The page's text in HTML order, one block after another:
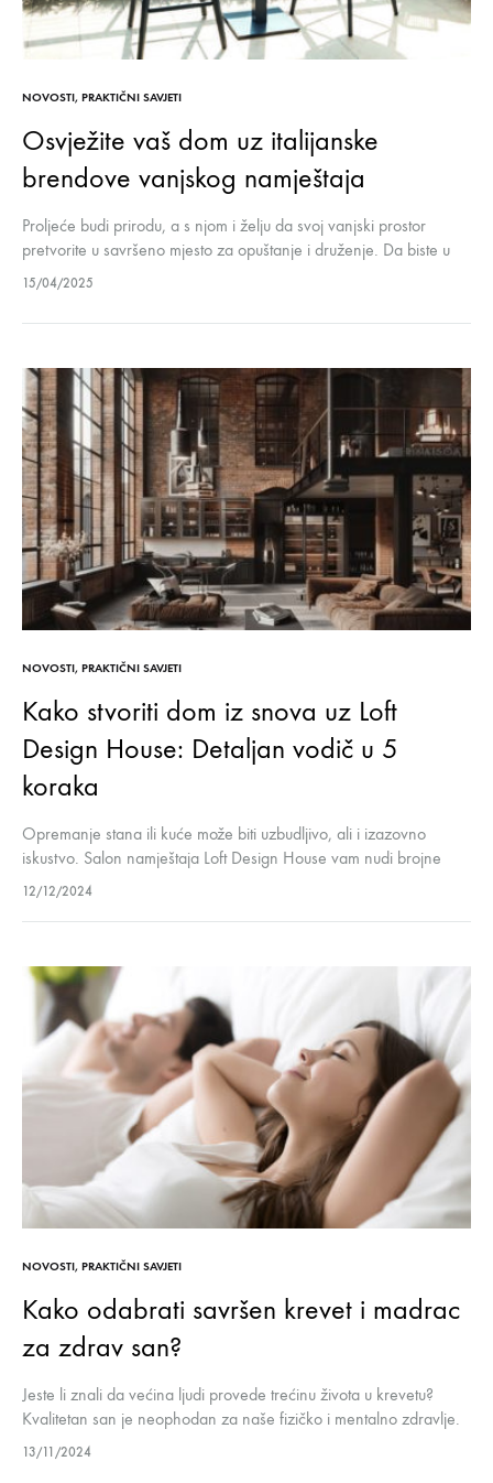
NOVOSTI, PRAKTIČNI SAVJETI
Osvježite vaš dom uz italijanske
brendove vanjskog namještaja
Proljeće budi prirodu, a s njom i želju da svoj vanjski prostor
pretvorite u savršeno mjesto za opuštanje i druženje. Da biste u
potpunosti uživali u tim trenucima, neophodan vam…
15/04/2025
NOVOSTI, PRAKTIČNI SAVJETI
Kako stvoriti dom iz snova uz Loft
Design House: Detaljan vodič u 5
koraka
Opremanje stana ili kuće može biti uzbudljivo, ali i izazovno
iskustvo. Salon namještaja Loft Design House vam nudi brojne
mogućnosti da kreirate prostor koji karakteriše vašu ličnost i stil.
12/12/2024
NOVOSTI, PRAKTIČNI SAVJETI
Kako odabrati savršen krevet i madrac
za zdrav san?
Jeste li znali da većina ljudi provede trećinu života u krevetu?
Kvalitetan san je neophodan za naše fizičko i mentalno zdravlje.
Jedan od ključnih faktora za dobar san je pravilan…
13/11/2024